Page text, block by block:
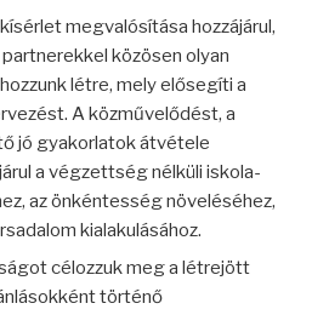
megvalósítása hozzájárul,
közösen olyan
létre, mely elősegíti a
A közművelődést, a
jó gyakorlatok átvétele
a végzettség nélküli iskola-
az önkéntesség növeléséhez,
kialakulásához.
célozzuk meg a létrejött
történő